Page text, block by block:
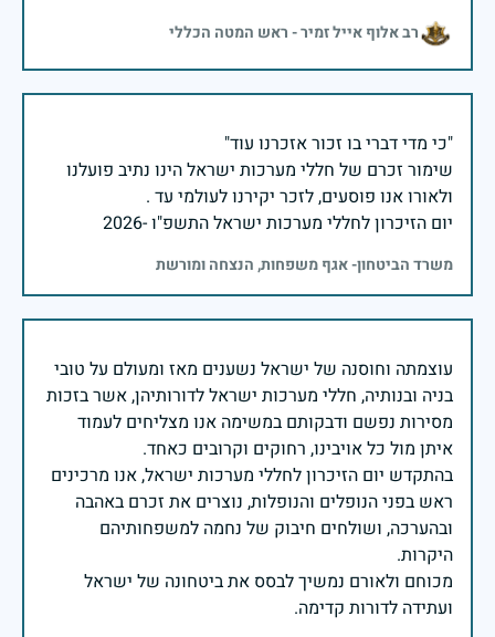
רב אלוף אייל זמיר - ראש המטה הכללי
שימור זכרם של חללי מערכות ישראל הינו נתיב פועלנו
יום הזיכרון לחללי מערכות ישראל התשפ"ו -2026
משרד הביטחון- אגף משפחות, הנצחה ומורשת
עוצמתה וחוסנה של ישראל נשענים מאז ומעולם על טובי
בניה ובנותיה, חללי מערכות ישראל לדורותיהן, אשר בזכות
מסירות נפשם ודבקותם במשימה אנו מצליחים לעמוד
בהתקדש יום הזיכרון לחללי מערכות ישראל, אנו מרכינים
ראש בפני הנופלים והנופלות, נוצרים את זכרם באהבה
ובהערכה, ושולחים חיבוק של נחמה למשפחותיהם
מכוחם ולאורם נמשיך לבסס את ביטחונה של ישראל
ועתידה לדורות קדימה.